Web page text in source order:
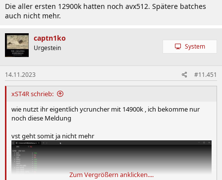
Die aller ersten 12900k hatten noch avx512. Spätere batches
auch nicht mehr.
captn1ko
Urgestein System
14.11.2023 #11.451
xST4R schrieb:
wie nutzt ihr eigentlich ycruncher mit 14900k , ich bekomme nur
noch diese Meldung
vst geht somit ja nicht mehr
Zum Vergrößern anklicken....